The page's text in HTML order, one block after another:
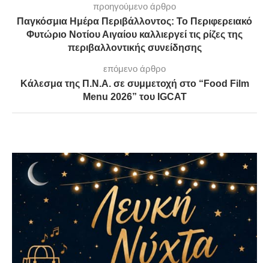
προηγούμενο άρθρο
Παγκόσμια Ημέρα Περιβάλλοντος: Το Περιφερειακό
Φυτώριο Νοτίου Αιγαίου καλλιεργεί τις ρίζες της
περιβαλλοντικής συνείδησης
επόμενο άρθρο
Κάλεσμα της Π.Ν.Α. σε συμμετοχή στο “Food Film
Menu 2026” του IGCAT